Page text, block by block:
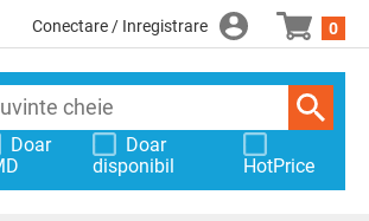
Conectare / Inregistrare 0
Doar
Doar
disponibil
HotPrice